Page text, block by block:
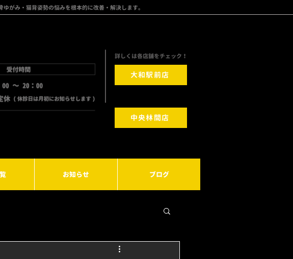
がみ・猫背姿勢の悩みを根本的に改善・解決します。
​詳しくは各店舗をチェック！
大和駅前店
中央林間店
お知らせ ブログ